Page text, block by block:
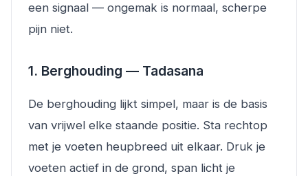
een signaal — ongemak is normaal, scherpe
pijn niet.
1. Berghouding — Tadasana
De berghouding lijkt simpel, maar is de basis
van vrijwel elke staande positie. Sta rechtop
met je voeten heupbreed uit elkaar. Druk je
voeten actief in de grond, span licht je